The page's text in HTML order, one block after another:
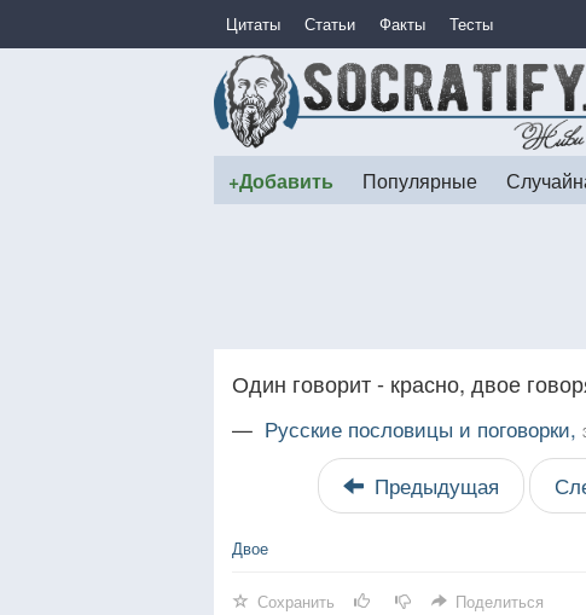
Цитаты Статьи Факты Тесты
+Добавить Популярные
Один говорит - красно, двое
— Русские пословицы и поговорки,
Предыдущая
Двое
Сохранить Поделиться